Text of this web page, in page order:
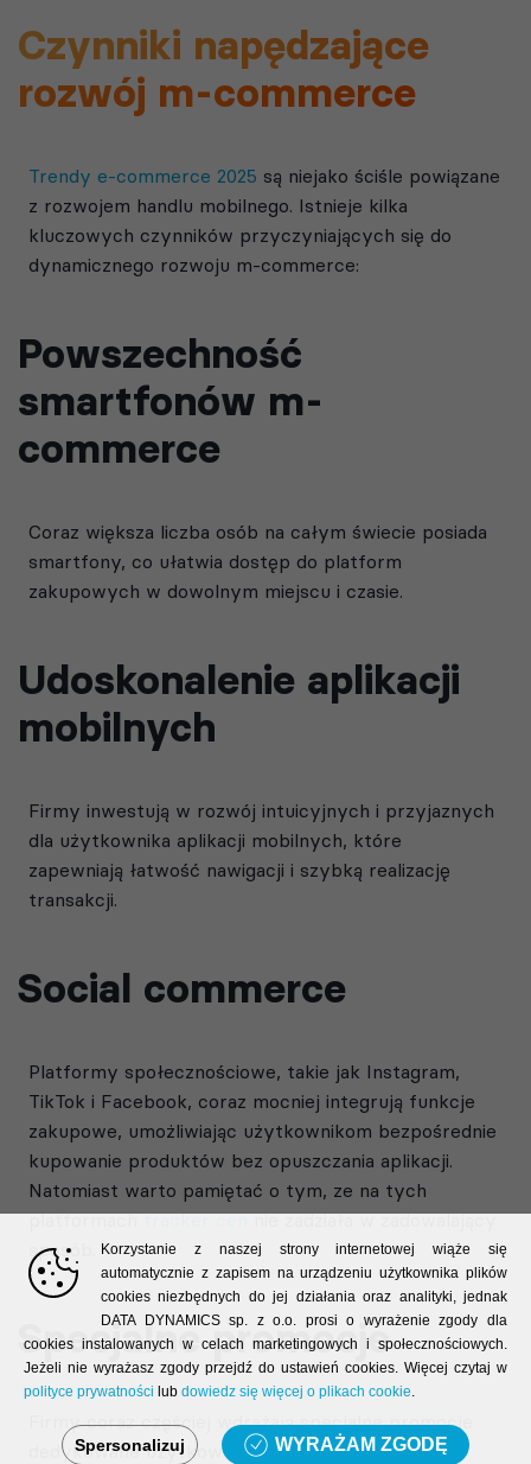
Czynniki napędzające
rozwój m-commerce
Trendy e-commerce 2025 są niejako ściśle powiązane
z rozwojem handlu mobilnego. Istnieje kilka
kluczowych czynników przyczyniających się do
dynamicznego rozwoju m-commerce:
Powszechność
smartfonów m-
commerce
Coraz większa liczba osób na całym świecie posiada
smartfony, co ułatwia dostęp do platform
zakupowych w dowolnym miejscu i czasie.
Udoskonalenie aplikacji
mobilnych
Firmy inwestują w rozwój intuicyjnych i przyjaznych
dla użytkownika aplikacji mobilnych, które
zapewniają łatwość nawigacji i szybką realizację
transakcji.
Social commerce
Platformy społecznościowe, takie jak Instagram,
TikTok i Facebook, coraz mocniej integrują funkcje
zakupowe, umożliwiając użytkownikom bezpośrednie
kupowanie produktów bez opuszczania aplikacji.
Natomiast warto pamiętać o tym, ze na tych
platformachtracker cennie zadziała w zadowalający
sposób.
Specjalne promocje
Firmy coraz częściej wdrażają specjalne promocje
dedykowane użytkownikom m-commerce, aby
Korzystanie z naszej strony internetowej wiąże się
automatycznie z zapisem na urządzeniu użytkownika plików
cookies niezbędnych do jej działania oraz analityki, jednak
DATA DYNAMICS sp. z o.o. prosi o wyrażenie zgody dla
cookies instalowanych w celach marketingowych i społecznościowych.
Jeżeli nie wyrażasz zgody przejdź do ustawień cookies. Więcej czytaj w
polityce prywatności lub dowiedz się więcej o plikach cookie
Spersonalizuj WYRAŻAM ZGODĘ